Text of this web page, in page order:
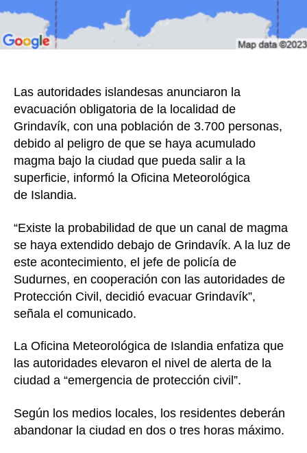
Las autoridades islandesas anunciaron la
evacuación obligatoria de la localidad de
Grindavík, con una población de 3.700 personas,
debido al peligro de que se haya acumulado
magma bajo la ciudad que pueda salir a la
superficie, informó la Oficina Meteorológica
de Islandia.
“Existe la probabilidad de que un canal de magma
se haya extendido debajo de Grindavík. A la luz de
este acontecimiento, el jefe de policía de
Sudurnes, en cooperación con las autoridades de
Protección Civil, decidió evacuar Grindavík”,
señala el comunicado.
La Oficina Meteorológica de Islandia enfatiza que
las autoridades elevaron el nivel de alerta de la
ciudad a “emergencia de protección civil”.
Según los medios locales, los residentes deberán
abandonar la ciudad en dos o tres horas máximo.